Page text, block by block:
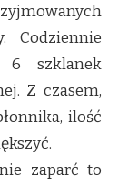
Codziennie
6 szklanek
Z czasem,
ilość
zaparć to